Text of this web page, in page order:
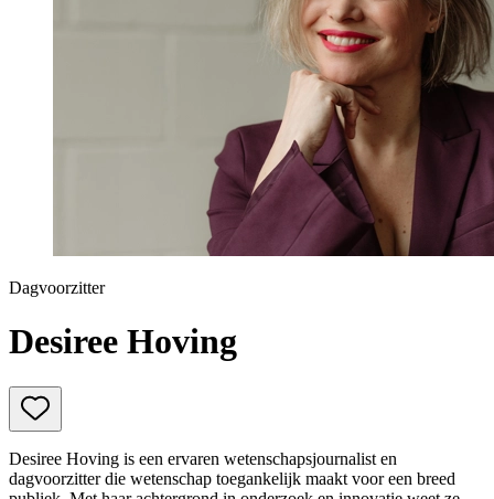
Dagvoorzitter
Desiree Hoving
Desiree Hoving is een ervaren wetenschapsjournalist en
dagvoorzitter die wetenschap toegankelijk maakt voor een breed